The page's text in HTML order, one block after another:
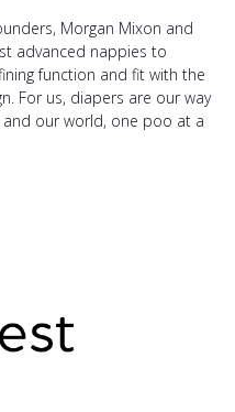
Morgan Mixon and
advanced nappies to
function and fit with the
For us, diapers are our way
our world, one poo at a